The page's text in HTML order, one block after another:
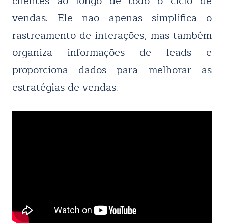
vendas. Ele não apenas simplifica o
rastreamento de interações, mas também
organiza informações de leads e
proporciona dados para melhorar as
estratégias de vendas.